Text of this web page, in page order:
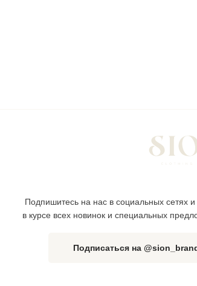
Подпишитесь на нас в социальных сетях и
в курсе всех новинок и специальных
Подписаться на